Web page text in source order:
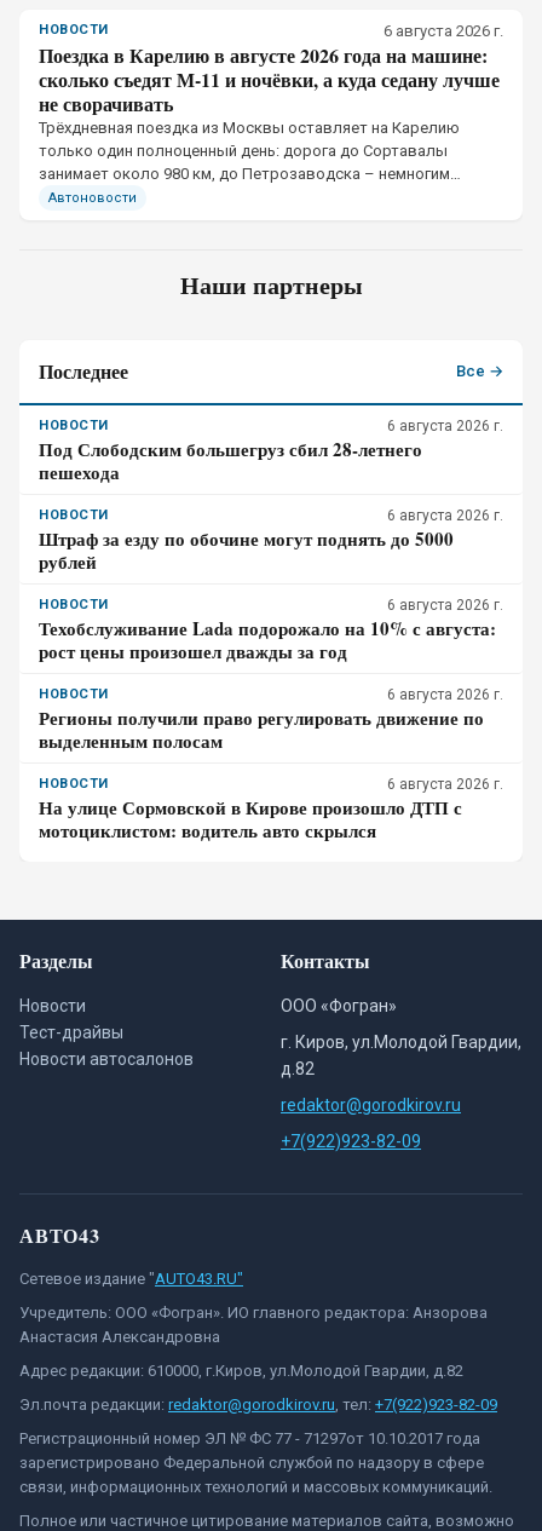
НОВОСТИ 6 августа 2026 г.
Поездка в Карелию в августе 2026 года на машине:
сколько съедят М-11 и ночёвки, а куда седану лучше
не сворачивать
Трёхдневная поездка из Москвы оставляет на Карелию
только один полноценный день: дорога до Сортавалы
занимает около 980 км, до Петрозаводска – немногим
больше тысячи. Рациональный формат – пять дней с
Автоновости
Наши партнеры
Последнее Все →
НОВОСТИ 6 августа 2026 г.
Под Слободским большегруз сбил 28-летнего
пешехода
НОВОСТИ 6 августа 2026 г.
Штраф за езду по обочине могут поднять до 5000
рублей
НОВОСТИ 6 августа 2026 г.
Техобслуживание Lada подорожало на 10% с августа:
рост цены произошел дважды за год
НОВОСТИ 6 августа 2026 г.
Регионы получили право регулировать движение по
выделенным полосам
НОВОСТИ 6 августа 2026 г.
На улице Сормовской в Кирове произошло ДТП с
мотоциклистом: водитель авто скрылся
Разделы
Новости
Тест-драйвы
Новости автосалонов
Контакты
ООО «Фогран»
г. Киров, ул.Молодой Гвардии,
д.82
redaktor@gorodkirov.ru
+7(922)923-82-09
АВТО43
Сетевое издание "AUTO43.RU"
Учредитель: ООО «Фогран». ИО главного редактора: Анзорова
Анастасия Александровна
Адрес редакции: 610000, г.Киров, ул.Молодой Гвардии, д.82
Эл.почта редакции: redaktor@gorodkirov.ru, тел: +7(922)923-82-09
Регистрационный номер ЭЛ № ФС 77 - 71297от 10.10.2017 года
зарегистрировано Федеральной службой по надзору в сфере
связи, информационных технологий и массовых коммуникаций.
Полное или частичное цитирование материалов сайта, возможно